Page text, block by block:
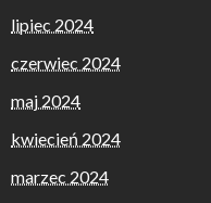
lipiec 2024
czerwiec 2024
maj 2024
kwiecień 2024
marzec 2024